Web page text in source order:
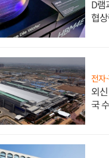
D램
협
전자
외
국